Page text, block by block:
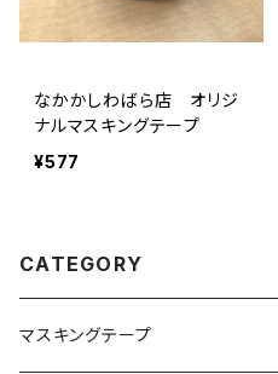
なかかしわばら店 オリジ
ナルマスキングテープ
¥577
CATEGORY
マスキングテープ